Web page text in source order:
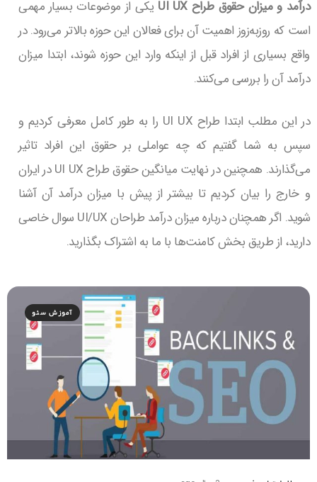
درآمد و میزان حقوق طراح UI UX
یکی از موضوعات بسیار مهمی
است که روزبه‌زوز اهمیت آن برای فعالان این حوزه بالاتر می‌رود. در
واقع بسیاری از افراد قبل از اینکه وارد این حوزه شوند، ابتدا میزان
درآمد آن را بررسی می‌کنند.
در این مطلب ابتدا طراح UI UX را به طور کامل معرفی کردیم و
سپس به شما گفتیم که چه عواملی بر حقوق این افراد تاثیر
می‌گذارند. همچنین در نهایت میانگین حقوق طراح UI UX در ایران
و خارج را بیان کردیم تا بیشتر از پیش با میزان درآمد آن آشنا
شوید. اگر همچنان درباره میزان درآمد طراحان UI/UX سوال خاصی
دارید، از طریق بخش کامنت‌ها با ما به اشتراک بگذارید.
آموزش سئو